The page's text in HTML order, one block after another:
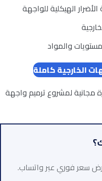
الهيكلية للواجهة
والمواد
الخارجية كاملة
مجانية لمشروع ترميم واجهة
سعر فوري عبر واتساب.